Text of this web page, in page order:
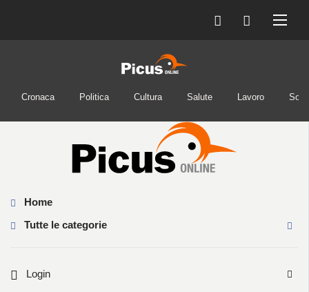
Cronaca Politica Cultura Salute Lavoro
Home
Tutte le categorie
Login